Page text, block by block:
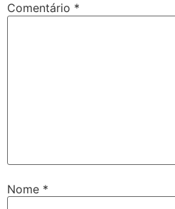
Comentário *
Nome *